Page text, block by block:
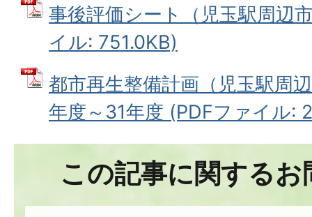
事後評価シート（児玉駅周辺
イル: 751.0KB)
都市再生整備計画（児玉駅周
年度～31年度 (PDFファイル:
この記事に関する